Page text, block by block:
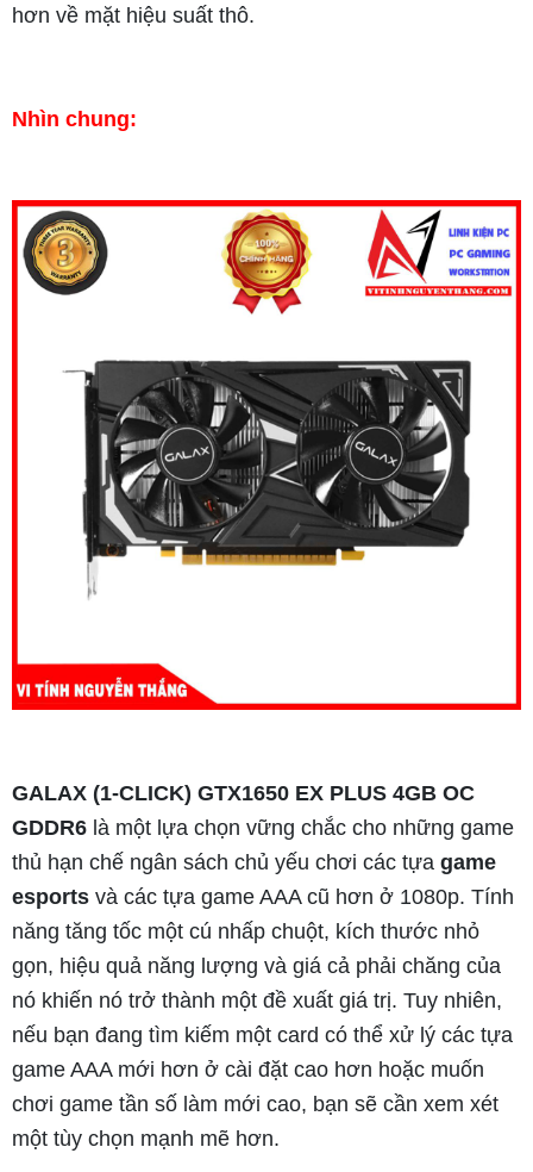
hơn về mặt hiệu suất thô.
Nhìn chung:
GALAX (1-CLICK) GTX1650 EX PLUS 4GB OC
GDDR6 là một lựa chọn vững chắc cho những game
thủ hạn chế ngân sách chủ yếu chơi các tựa game
esports và các tựa game AAA cũ hơn ở 1080p. Tính
năng tăng tốc một cú nhấp chuột, kích thước nhỏ
gọn, hiệu quả năng lượng và giá cả phải chăng của
nó khiến nó trở thành một đề xuất giá trị. Tuy nhiên,
nếu bạn đang tìm kiếm một card có thể xử lý các tựa
game AAA mới hơn ở cài đặt cao hơn hoặc muốn
chơi game tần số làm mới cao, bạn sẽ cần xem xét
một tùy chọn mạnh mẽ hơn.